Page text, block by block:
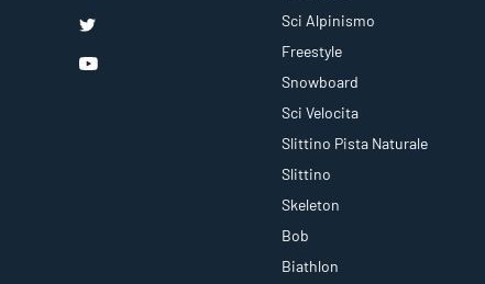
Sci Alpinismo
Freestyle
Snowboard
Sci Velocita
Slittino Pista Naturale
Slittino
Skeleton
Bob
Biathlon